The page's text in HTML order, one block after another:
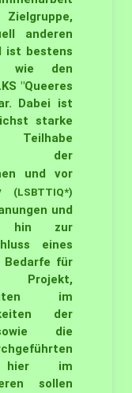
anderen
ist bestens
wie den
"Queeres
Dabei ist
starke
und vor
(LSBTTIQ*)
und
hin zur
eines
Bedarfe für
im
der
die
hier im
sollen